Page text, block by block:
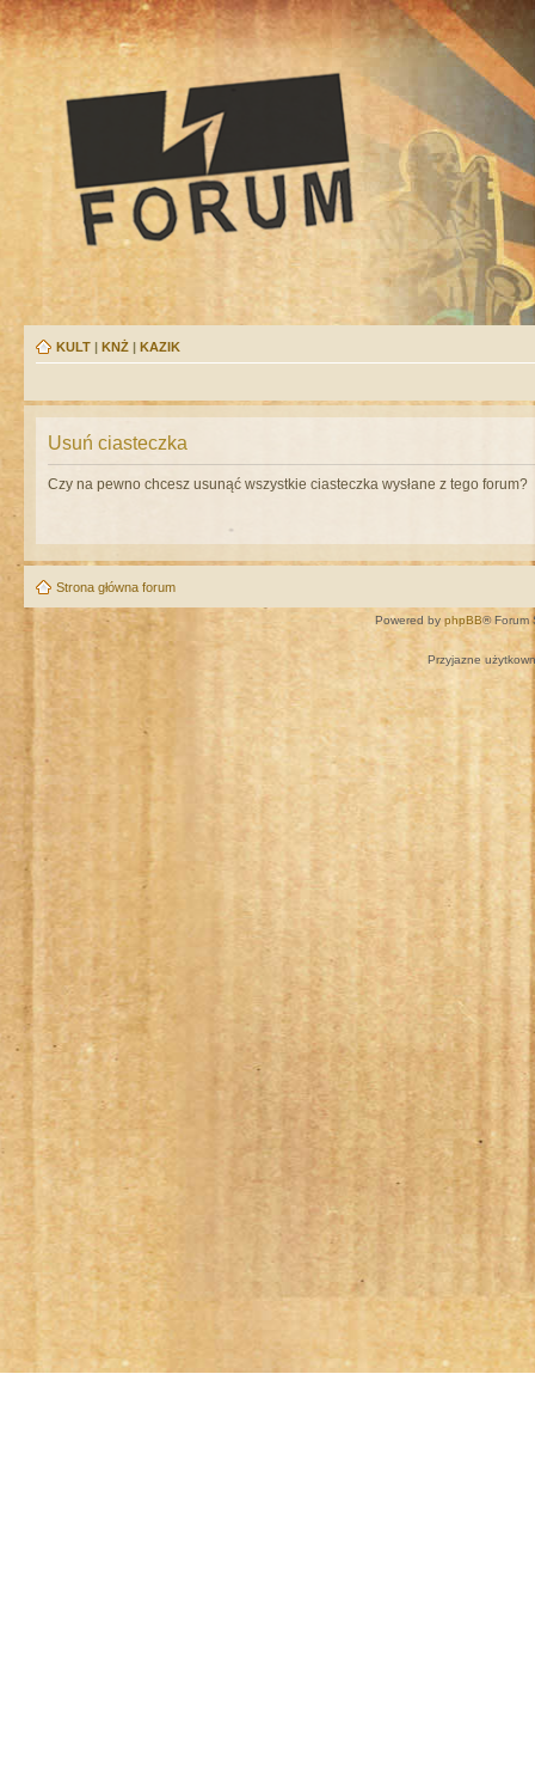
KULT | KNŻ | KAZIK
Usuń ciasteczka
Czy na pewno chcesz usunąć wszystkie ciasteczka wysłane z tego forum?
Strona główna forum
Powered by phpBB® Forum
Przyjazne